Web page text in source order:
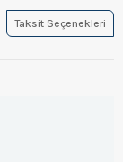
Taksit Seçenekleri